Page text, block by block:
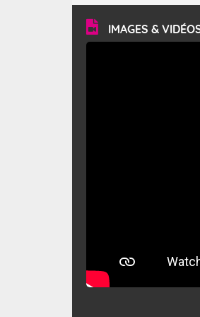
vitesse moyenne de 50
en rafales, parfois
du Rhône et la Provence
méditerranéen à partir de
IMAGES &